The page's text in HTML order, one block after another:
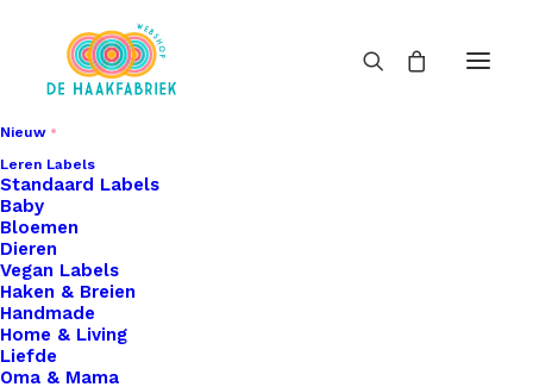
Nieuw
Leren Labels
Standaard Labels
Baby
Bloemen
Dieren
Vegan Labels
Haken & Breien
Handmade
Home & Living
Liefde
Oma & Mama